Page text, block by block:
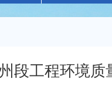
段工程环境质